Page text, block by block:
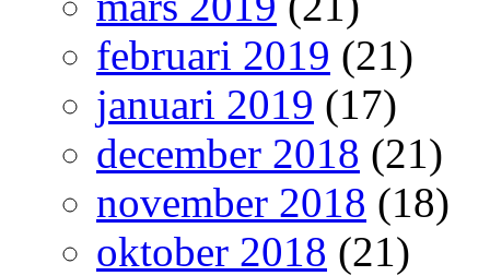
februari 2019 (21)
januari 2019 (17)
december 2018 (21)
november 2018 (18)
oktober 2018 (21)